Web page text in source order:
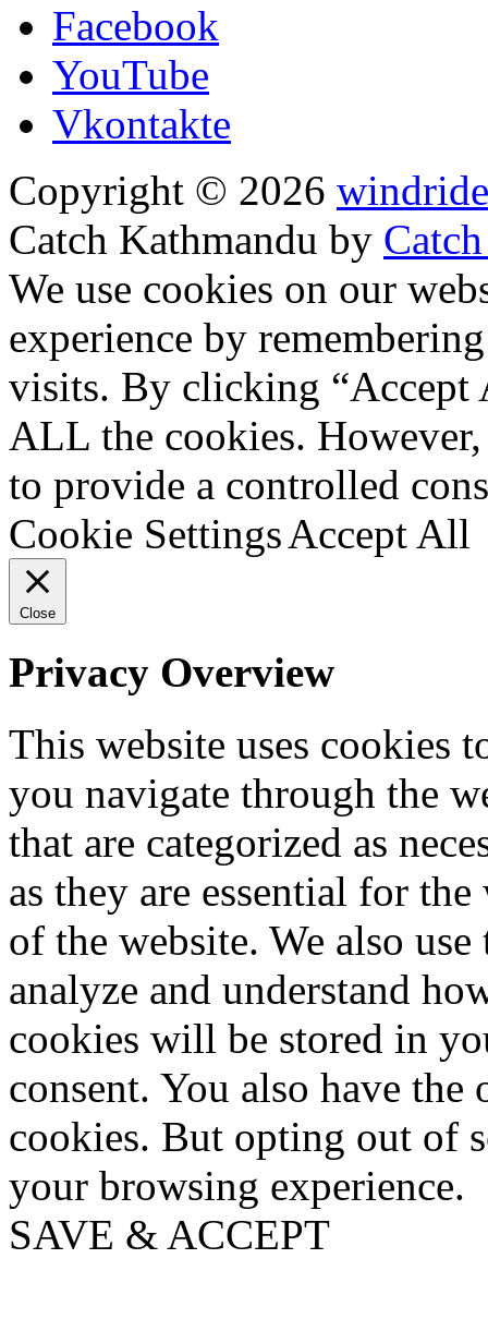
Facebook
YouTube
Vkontakte
Copyright © 2026
Catch Kathmandu by
Прокрутить
вверх
We use cookies on our
experience by
visits. By clicking “Accept
ALL the cookies.
to provide a controlled
Cookie Settings Accept All
Close
Privacy Overview
This website uses cookies
you navigate through the
that are categorized as
as they are essential for
of the website. We also
analyze and understand
cookies will be stored in
consent. You also have
cookies. But opting out of
your browsing experience.
SAVE & ACCEPT